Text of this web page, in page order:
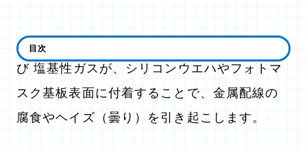
クリーンルームエア中に存在する酸性ガス 及
び 塩基性ガスが、シリコンウエハやフォトマ
スク基板表面に付着することで、金属配線の
腐食やヘイズ（曇り）を引き起こします。
目次